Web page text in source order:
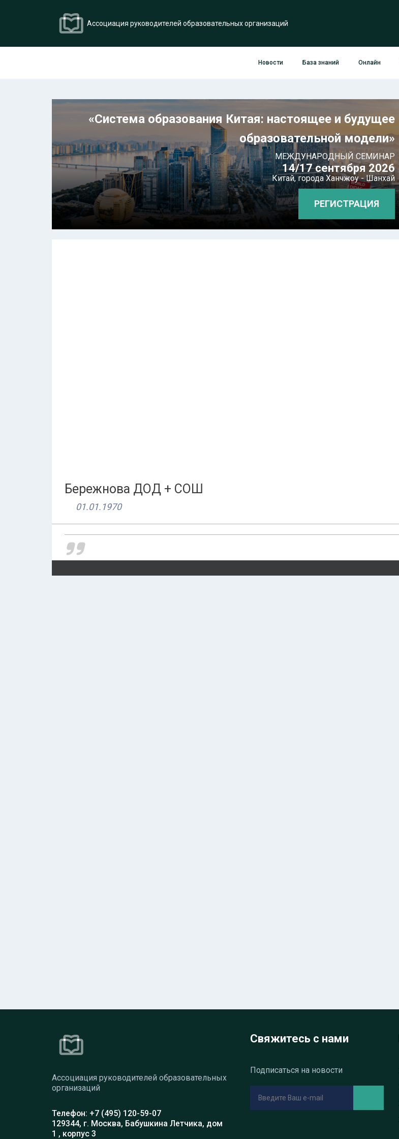
Ассоциация руководителей образовательных организаций
Новости База знаний Онлайн
«Система образования Китая: настоящее и будущее
образовательной модели»
МЕЖДУНАРОДНЫЙ СЕМИНАР
14/17 сентября 2026
Китай,города Ханчжоу - Шанхай
РЕГИСТРАЦИЯ
Бережнова ДОД + СОШ
01.01.1970
Ассоциация руководителей образовательных
организаций
Телефон: +7 (495) 120-59-07
129344, г. Москва, Бабушкина Летчика, дом
1 , корпус 3
Свяжитесь с нами
Подписаться на новости